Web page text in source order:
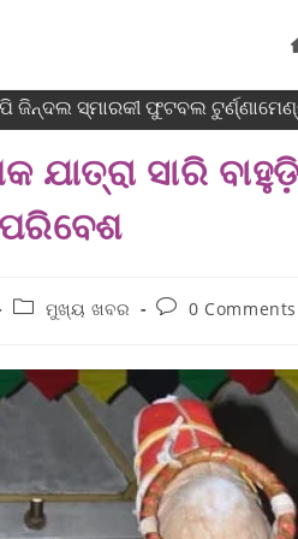
ଜିନ୍ଦଲ ସ୍ମାରକୀ ଫୁଟବଲ
ଯାତ୍ରା ସାରି
ମୁଖ୍ୟ ଖବର 0 Comments